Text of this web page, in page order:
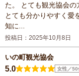
た。 とても観光協会
とても分かりやすく愛
知に...
投稿日：2025年10月8日
いの町観光協会
5.0 女性／50